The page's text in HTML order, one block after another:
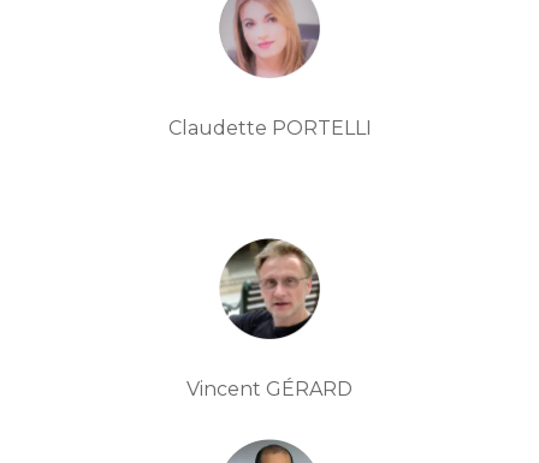
Claudette PORTELLI
Vincent GÉRARD